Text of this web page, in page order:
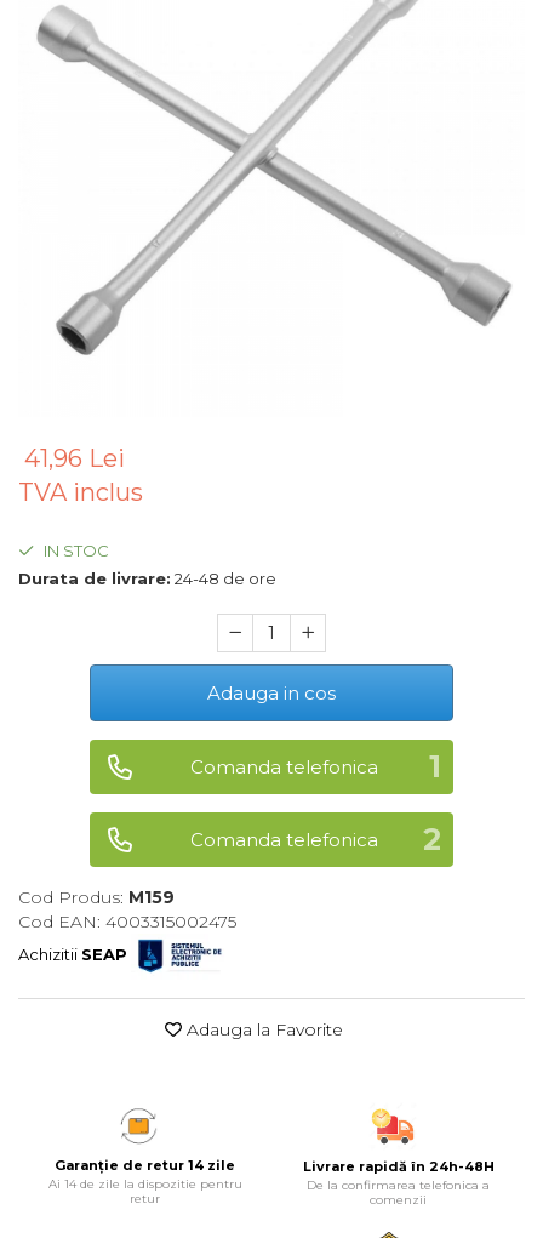
Articole Pentru Gradina
Accesorii Bucatarie
Accesorii Baie
Accesorii Telefoane
Casti Audio
Accesorii Laptop & PC
Chinga & Suport Mobila
Maturi, Mopuri, Galeti &
Microscoape
Rafturi
Baterii & Acumulatori
Baterii AAA
Baterii AA
Corpuri de Iluminat
Echipamente Pentru Service-uri
Auto
41,96 Lei
TVA inclus
IN STOC
Durata de livrare: 24-48 de ore
Adauga in cos
Comanda telefonica
Comanda telefonica
Cod Produs: M159
Cod EAN: 4003315002475
Achizitii SEAP
Adauga la Favorite
Garanție de retur 14 zile
Ai 14 de zile la dispozitie pentru
retur
Livrare rapidă în 24h-48H
De la confirmarea telefonica a
comenzii